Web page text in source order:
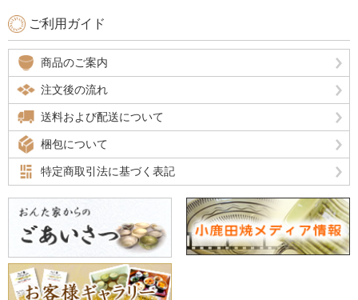
ご利用ガイド
商品のご案内
注文後の流れ
送料および配送について
梱包について
特定商取引法に基づく表記